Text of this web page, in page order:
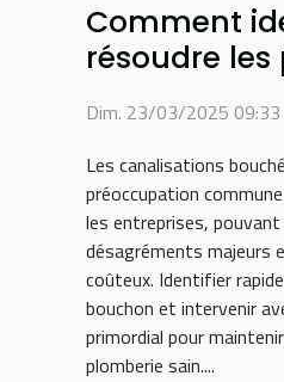
Comment
résoudre
bouchées
Dim. 23/03/2025 09:33
Les canalisations
préoccupation
les entreprises, pouvant
désagréments majeurs
coûteux. Identifier
bouchon et intervenir
primordial pour
plomberie sain....